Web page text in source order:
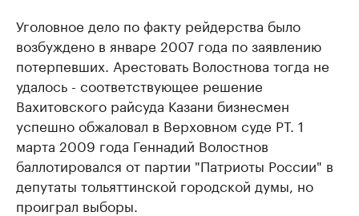
Уголовное дело по факту рейдерства было
возбуждено в январе 2007 года по заявлению
потерпевших. Арестовать Волостнова тогда не
удалось - соответствующее решение
Вахитовского райсуда Казани бизнесмен
успешно обжаловал в Верховном суде РТ. 1
марта 2009 года Геннадий Волостнов
баллотировался от партии "Патриоты России" в
депутаты тольяттинской городской думы, но
проиграл выборы.